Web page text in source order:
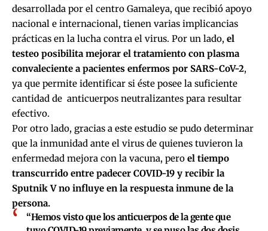
desarrollada por el centro Gamaleya, que recibió apoyo
nacional e internacional, tienen varias implicancias
prácticas en la lucha contra el virus. Por un lado, el
testeo posibilita mejorar el tratamiento con plasma
convaleciente a pacientes enfermos por SARS-CoV-2,
ya que permite identificar si éste posee la suficiente
cantidad de anticuerpos neutralizantes para resultar
efectivo.
Por otro lado, gracias a este estudio se pudo determinar
que la inmunidad ante el virus de quienes tuvieron la
enfermedad mejora con la vacuna, pero el tiempo
transcurrido entre padecer COVID-19 y recibir la
Sputnik V no influye en la respuesta inmune de la
persona.
“Hemos visto que los anticuerpos de la gente que